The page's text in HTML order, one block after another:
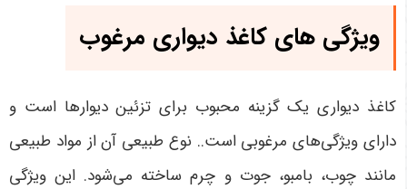
ویژگی های کاغذ دیواری مرغوب
کاغذ دیواری یک گزینه محبوب برای تزئین دیوارها است و
دارای ویژگی‌های مرغوبی است.. نوع طبیعی آن از مواد طبیعی
مانند چوب، بامبو، جوت و چرم ساخته می‌شود. این ویژگی